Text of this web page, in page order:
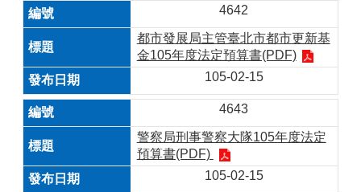
4642
都市發展局主管臺北市都市更新基
金105年度法定預算書(PDF)
105-02-15
4643
警察局刑事警察大隊105年度法定
預算書(PDF)
105-02-15